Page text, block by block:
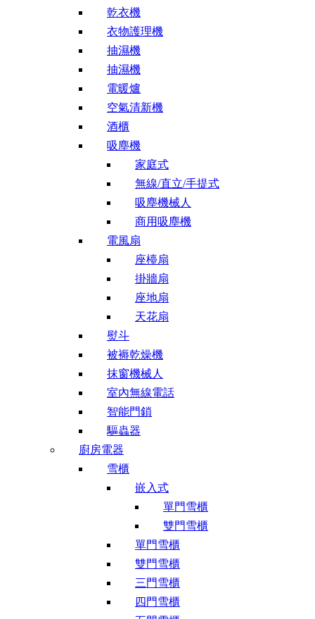
乾衣機
衣物護理機
抽濕機
抽濕機
電暖爐
空氣清新機
酒櫃
吸塵機
家庭式
無線/直立/手提式
吸塵機械人
商用吸塵機
電風扇
座檯扇
掛牆扇
座地扇
天花扇
熨斗
被褥乾燥機
抹窗機械人
室內無線電話
智能門鎖
驅蟲器
廚房電器
雪櫃
嵌入式
單門雪櫃
雙門雪櫃
單門雪櫃
雙門雪櫃
三門雪櫃
四門雪櫃